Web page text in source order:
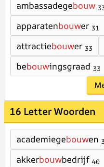
ambassadegebouw
apparatenbouwer 31
attractiebouwer 33
bebouwingsgraad 33
16 Letter Woorden
academiegebouwen
akkerbouwbedrijf 40